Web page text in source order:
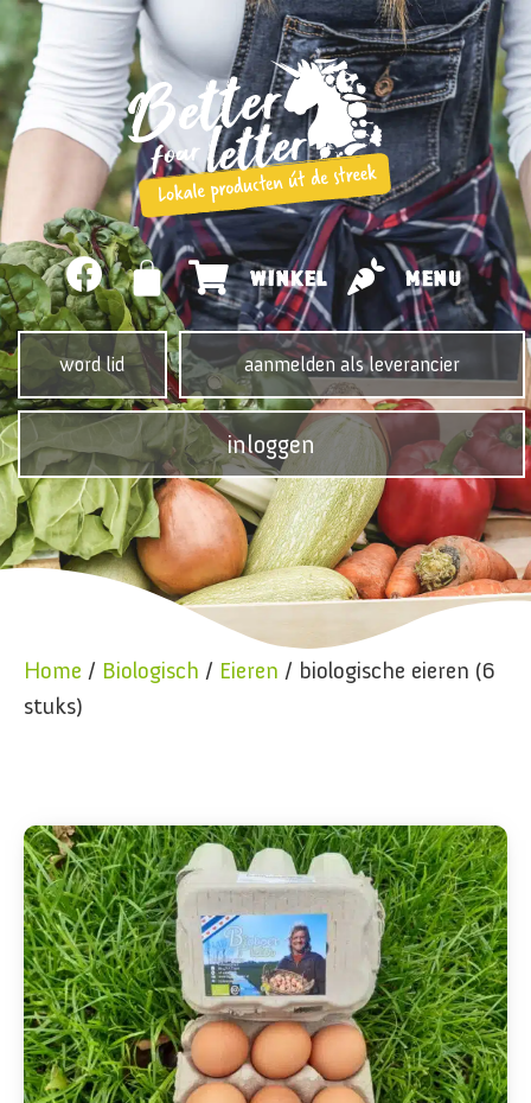
WINKEL MENU
word lid aanmelden als leverancier
inloggen
Home / Biologisch / Eieren / biologische eieren (6
stuks)